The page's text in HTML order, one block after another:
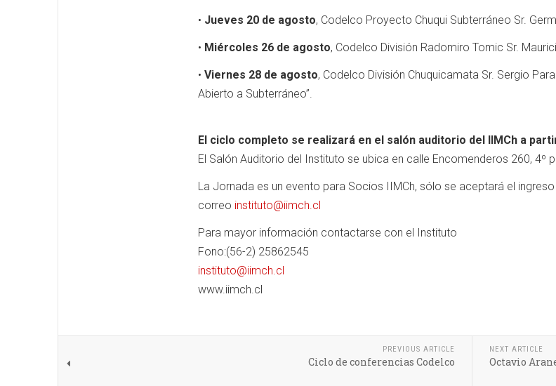
• Jueves 20 de agosto, Codelco Proyecto Chuqui Subterráneo Sr.
• Miércoles 26 de agosto, Codelco División Radomiro Tomic Sr.
• Viernes 28 de agosto, Codelco División Chuquicamata Sr. Sergio
Abierto a Subterráneo”.
El ciclo completo se realizará en el salón auditorio del IIMCh a
El Salón Auditorio del Instituto se ubica en calle Encomenderos 260, 4º
La Jornada es un evento para Socios IIMCh, sólo se aceptará el
correo instituto@iimch.cl
Para mayor información contactarse con el Instituto
Fono:(56-2) 25862545
instituto@iimch.cl
www.iimch.cl
PREVIOUS ARTICLE
Ciclo de conferencias Codelco
NEXT ARTICLE
Octavio